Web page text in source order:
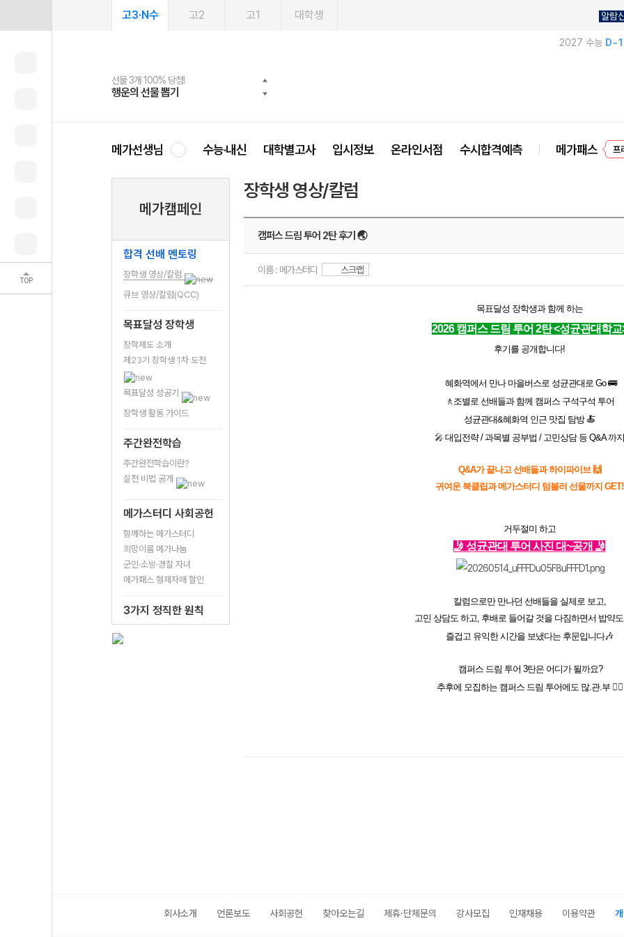
TOP
고3·N수 고2 고1 대학생 알람
2027 수능 D-
선물 3개 100% 당첨!
행운의 선물 뽑기
선물 100% 증정!
메가스터디 X 올리브
여름방학 스터디 캐시백
메가런 썸머스쿨
2027 러셀 단과
강사 공개선발
스마트러닝앱
설문 EVENT
메가패스
3일 무료 체험권
메가패스 수강생 무료혜택!
메가클럽 멤버십
사회공헌 캠페인
희망이룸 메가나눔
메가선생님 수능·내신 대학별고사 입시정보 온라인서점 수시합격예측 메가패스
프
메가캠페인
합격 선배 멘토링
장학생 영상/칼럼
큐브 영상/칼럼(QCC)
목표달성 장학생
장학제도 소개
제23기 장학생 1차 도전
목표달성 성공기
장학생 활동 가이드
주간완전학습
주간완전학습이란?
실천 비법 공개
메가스터디 사회공헌
함께하는 메가스터디
희망이룸 메가나눔
군인·소방·경찰 자녀
메가패스 형제자매 할인
3가지 정직한 원칙
장학생 영상/칼럼
캠퍼스 드림 투어 2탄 후기 🌏
이름 : 메가스터디 스크랩
목표달성 장학생과 함께 하는
2026 캠퍼스 드림 투어 2탄<성균관대학교
후기를 공개합니다!
혜화역에서 만나 마을버스로 성균관대로 Go 🚌
🚶조별로 선배들과 함께 캠퍼스 구석구석 투어
성균관대&혜화역 인근 맛집 탐방 🍝
🎤대입전략 / 과목별 공부법 / 고민상담 등 Q&A 까지
Q&A가 끝나고 선배들과 하이파이브 🙌
귀여운 북클립과메가스터디 텀블러 선물까지 GET!
거두절미 하고
🤳 성균관대 투어 사진 대~공개 🤳
칼럼으로만 만나던 선배들을 실제로 보고,
고민 상담도 하고, 후배로 들어갈 것을 다짐하면서 밥약
즐겁고 유익한 시간을 보냈다는 후문입니다🎶
캠퍼스 드림 투어 3탄은 어디가 될까요?
추후에 모집하는 캠퍼스 드림 투어에도 많.관.부 🙇‍♂️
회사소개 언론보도 사회공헌 찾아오는길 제휴·단체문의 강사모집 인재채용 이용약관